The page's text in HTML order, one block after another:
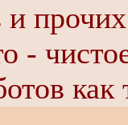
и
-
как